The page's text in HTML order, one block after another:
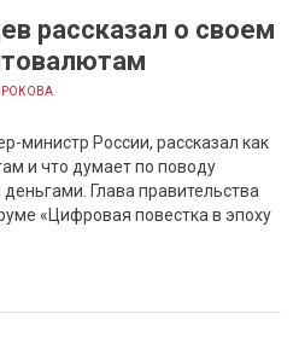
рассказал о своем
министр России, рассказал как
и что думает по поводу
Глава правительства
«Цифровая повестка в эпоху